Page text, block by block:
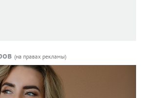
(на правах рекламы)